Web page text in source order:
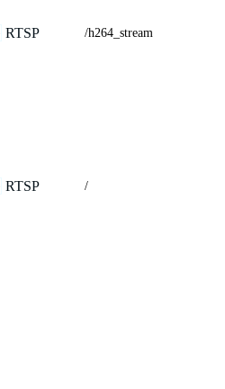
RTSP /h264_stream
RTSP /